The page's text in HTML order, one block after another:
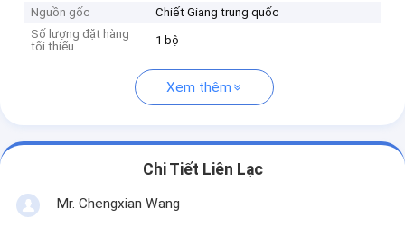
Nguồn gốc
Chiết Giang trung quốc
Số lượng đặt hàng
tối thiểu
1 bộ
Xem thêm
Chi Tiết Liên Lạc
Mr. Chengxian Wang